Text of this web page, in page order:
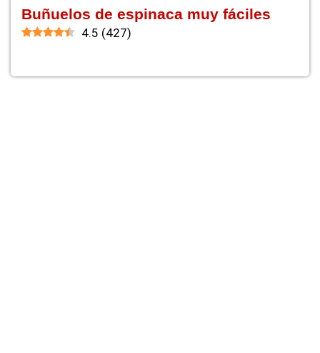
Buñuelos de espinaca muy fáciles
4.5 (427)